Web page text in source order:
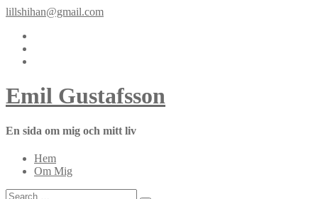
lillshihan@gmail.com
Emil Gustafsson
En sida om mig och mitt liv
Hem
Om Mig